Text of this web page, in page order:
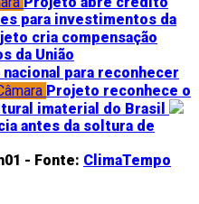
para investimentos da
cria compensação
da União
para reconhecer
Projeto reconhece o
imaterial do Brasil
antes da soltura de
- Fonte: ClimaTempo